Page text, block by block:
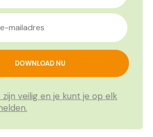
veilig en je kunt je op elk